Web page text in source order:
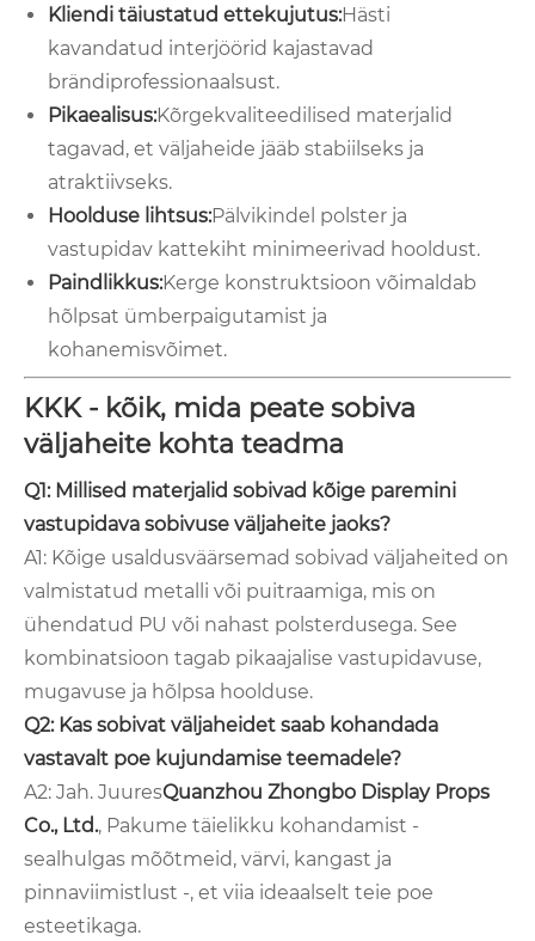
Kliendi täiustatud ettekujutus:Hästi
kavandatud interjöörid kajastavad
brändiprofessionaalsust.
Pikaealisus:Kõrgekvaliteedilised materjalid
tagavad, et väljaheide jääb stabiilseks ja
atraktiivseks.
Hoolduse lihtsus:Pälvikindel polster ja
vastupidav kattekiht minimeerivad hooldust.
Paindlikkus:Kerge konstruktsioon võimaldab
hõlpsat ümberpaigutamist ja
kohanemisvõimet.
KKK - kõik, mida peate sobiva
väljaheite kohta teadma
Q1: Millised materjalid sobivad kõige paremini
vastupidava sobivuse väljaheite jaoks?
A1: Kõige usaldusväärsemad sobivad väljaheited on
valmistatud metalli või puitraamiga, mis on
ühendatud PU või nahast polsterdusega. See
kombinatsioon tagab pikaajalise vastupidavuse,
mugavuse ja hõlpsa hoolduse.
Q2: Kas sobivat väljaheidet saab kohandada
vastavalt poe kujundamise teemadele?
A2: Jah. JuuresQuanzhou Zhongbo Display Props
Co., Ltd., Pakume täielikku kohandamist -
sealhulgas mõõtmeid, värvi, kangast ja
pinnaviimistlust -, et viia ideaalselt teie poe
esteetikaga.